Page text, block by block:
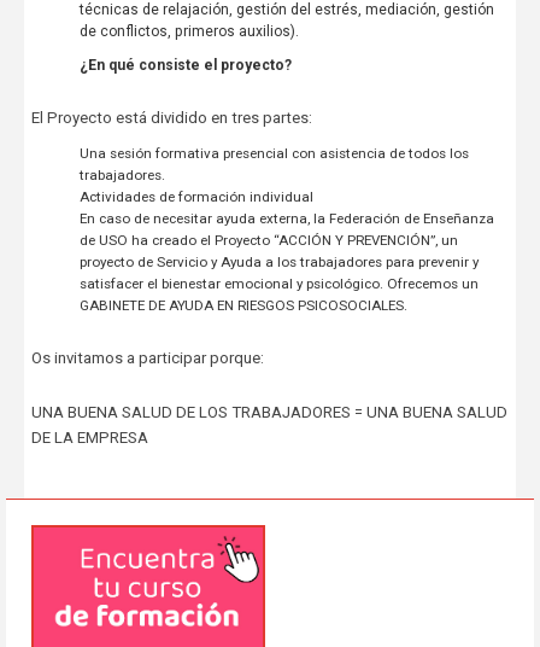
técnicas de relajación, gestión del estrés, mediación, gestión
de conflictos, primeros auxilios).
¿En qué consiste el proyecto?
El Proyecto está dividido en tres partes:
Una sesión formativa presencial con asistencia de todos los
trabajadores.
Actividades de formación individual
En caso de necesitar ayuda externa, la Federación de Enseñanza
de USO ha creado el Proyecto “ACCIÓN Y PREVENCIÓN”, un
proyecto de Servicio y Ayuda a los trabajadores para prevenir y
satisfacer el bienestar emocional y psicológico. Ofrecemos un
GABINETE DE AYUDA EN RIESGOS PSICOSOCIALES.
Os invitamos a participar porque:
UNA BUENA SALUD DE LOS TRABAJADORES = UNA BUENA SALUD
DE LA EMPRESA